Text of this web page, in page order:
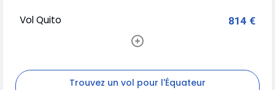
Vol Quito 814 €
Trouvez un vol pour l'Équateur